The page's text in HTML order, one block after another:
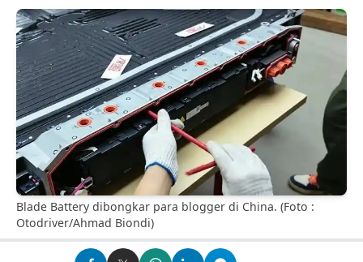
Blade Battery dibongkar para blogger di China. (Foto :
Otodriver/Ahmad Biondi)